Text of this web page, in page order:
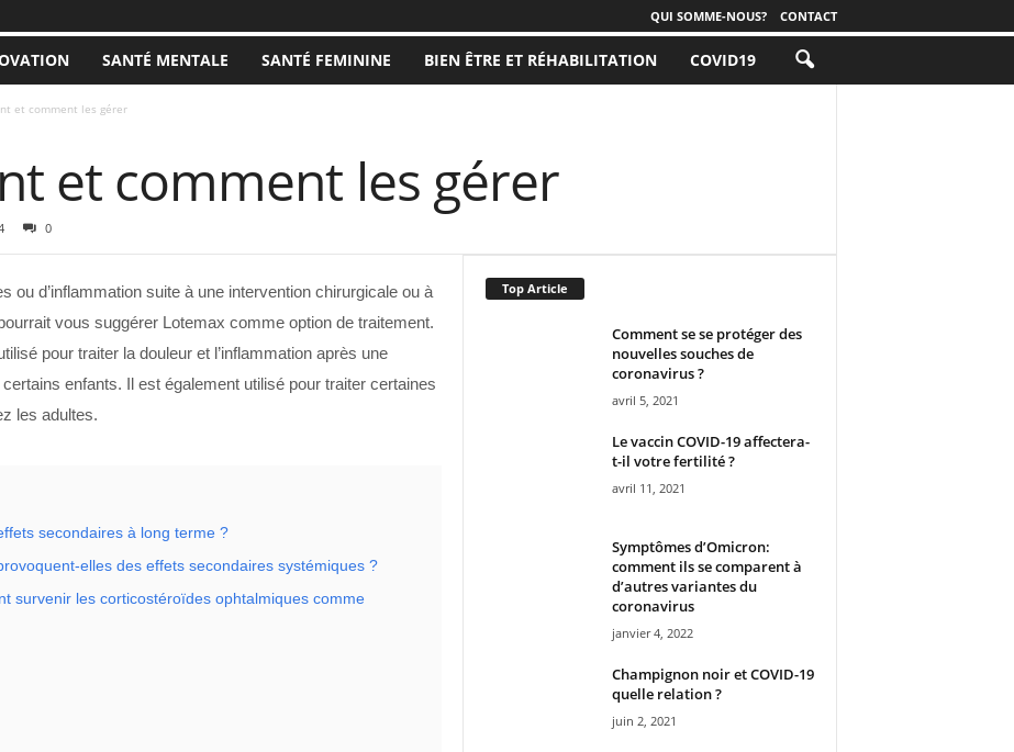
QUI SOMME-NOUS? CONTACT
SANTÉ MENTALE SANTÉ FEMININE BIEN ÊTRE ET RÉHABILITATION COVID19
et comment les gérer
et comment les gérer
0
ou d’inflammation suite à une intervention chirurgicale ou à
vous suggérer Lotemax comme option de traitement.
pour traiter la douleur et l’inflammation après une
enfants. Il est également utilisé pour traiter certaines
les adultes.
secondaires à long terme ?
elles des effets secondaires systémiques ?
survenir les corticostéroïdes ophtalmiques comme
Top Article
Comment se se protéger des
nouvelles souches de
coronavirus ?
avril 5, 2021
Le vaccin COVID-19 affectera-
t-il votre fertilité ?
avril 11, 2021
Symptômes d’Omicron:
comment ils se comparent à
d’autres variantes du
coronavirus
janvier 4, 2022
Champignon noir et COVID-19
quelle relation ?
juin 2, 2021